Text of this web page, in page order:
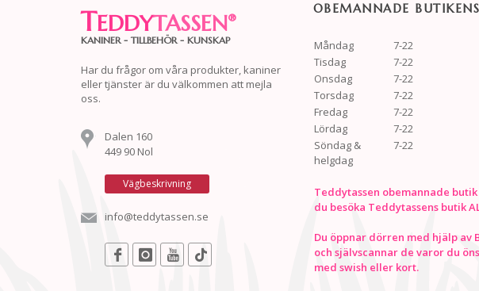
TEDDYTASSEN®
KANINER - TILLBEHÖR - KUNSKAP
Har du frågor om våra produkter, kaniner
eller tjänster är du välkommen att mejla
oss.
Dalen 160
449 90 Nol
Vägbeskrivning
info@teddytassen.se
OBEMANNADE
Måndag
7-22
Tisdag
7-22
Onsdag
7-22
Torsdag
7-22
Fredag
7-22
Lördag
7-22
Söndag &
helgdag
7-22
Teddytassen obemannade
du besöka Teddytassens butik
Du öppnar dörren med hjälp av
och självscannar de varor du
med swish eller kort.